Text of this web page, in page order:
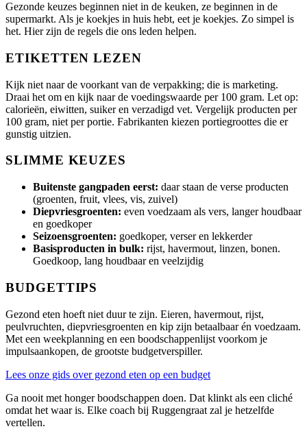
Gezonde keuzes beginnen niet in de keuken, ze beginnen in de
supermarkt. Als je koekjes in huis hebt, eet je koekjes. Zo simpel is
het. Hier zijn de regels die ons leden helpen.
ETIKETTEN LEZEN
Kijk niet naar de voorkant van de verpakking; die is marketing.
Draai het om en kijk naar de voedingswaarde per 100 gram. Let op:
calorieën, eiwitten, suiker en verzadigd vet. Vergelijk producten per
100 gram, niet per portie. Fabrikanten kiezen portiegroottes die er
gunstig uitzien.
SLIMME KEUZES
Buitenste gangpaden eerst: daar staan de verse producten
(groenten, fruit, vlees, vis, zuivel)
Diepvriesgroenten: even voedzaam als vers, langer houdbaar
en goedkoper
Seizoensgroenten: goedkoper, verser en lekkerder
Basisproducten in bulk: rijst, havermout, linzen, bonen.
Goedkoop, lang houdbaar en veelzijdig
BUDGETTIPS
Gezond eten hoeft niet duur te zijn. Eieren, havermout, rijst,
peulvruchten, diepvriesgroenten en kip zijn betaalbaar én voedzaam.
Met een weekplanning en een boodschappenlijst voorkom je
impulsaankopen, de grootste budgetverspiller.
Lees onze gids over gezond eten op een budget
Ga nooit met honger boodschappen doen. Dat klinkt als een cliché
omdat het waar is. Elke coach bij Ruggengraat zal je hetzelfde
vertellen.